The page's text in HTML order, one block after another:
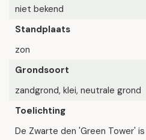
niet bekend
Standplaats
zon
Grondsoort
zandgrond, klei, neutrale grond
Toelichting
De Zwarte den 'Green Tower'